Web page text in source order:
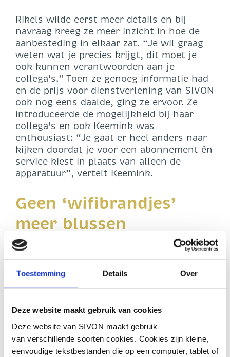
Toestemming Details Over
Deze website maakt gebruik van cookies
Deze website van SIVON maakt gebruik
van verschillende soorten cookies. Cookies zijn kleine,
eenvoudige tekstbestanden die op een computer, tablet of
Rikels wilde eerst meer details en bij
navraag kreeg ze meer inzicht in hoe de
aanbesteding in elkaar zat. “Je wil graag
weten wat je precies krijgt, dit moet je
ook kunnen verantwoorden aan je
collega’s.” Toen ze genoeg informatie had
en de prijs voor dienstverlening van SIVON
ook nog eens daalde, ging ze ervoor. Ze
introduceerde de mogelijkheid bij haar
collega’s en ook Keemink was
enthousiast: “Je gaat er heel anders naar
kijken doordat je voor een abonnement én
service kiest in plaats van alleen de
apparatuur”, vertelt Keemink.
Geen ‘wifibrandjes’
meer blussen
Voor beiden waren doorslaggevende
van de service, de prijs en natuurlijk
apparatuur die voldoet aan de nieuwste
veel vertrouwen om de opdracht aan
SIVON over te laten, vanuit zijn ervaringen
in het verleden met vergelijkbare
organisaties in bijvoorbeeld het hoger